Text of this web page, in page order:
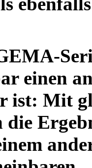
einen
ist: Mit